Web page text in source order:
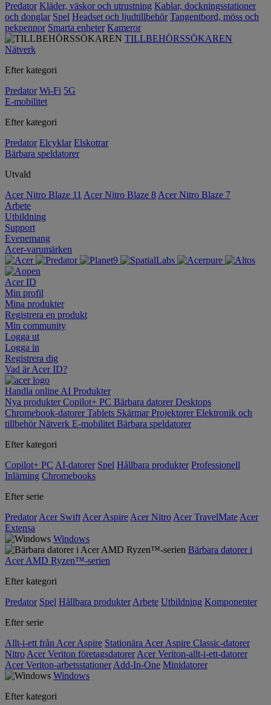
Predator Kläder, väskor och utrustning Kablar, dockningsstationer
och donglar Spel Headset och ljudtillbehör Tangentbord, möss och
pekpennor Smarta enheter Kameror
TILLBEHÖRSSÖKAREN
Nätverk
Efter kategori
Predator Wi-Fi 5G
E-mobilitet
Efter kategori
Predator Elcyklar Elskotrar
Bärbara speldatorer
Utvald
Acer Nitro Blaze 11 Acer Nitro Blaze 8 Acer Nitro Blaze 7
Arbete
Utbildning
Support
Evenemang
Acer-varumärken
Acer ID
Min profil
Mina produkter
Registrera en produkt
Min community
Logga ut
Logga in
Registrera dig
Vad är Acer ID?
Handla online AI Produkter
Nya produkterCopilot+ PC Bärbara datorerDesktops
Chromebook-datorerTablets SkärmarProjektorerElektronik och
tillbehörNätverk E-mobilitet Bärbara speldatorer
Efter kategori
Copilot+ PC AI-datorer Spel Hållbara produkter Professionell
Inlärning Chromebooks
Efter serie
Predator Acer Swift Acer Aspire Acer Nitro Acer TravelMate Acer
Extensa
Windows
Bärbara datorer i
Acer AMD Ryzen™-serien
Efter kategori
Predator Spel Hållbara produkter Arbete Utbildning Komponenter
Efter serie
Allt-i-ett från Acer Aspire Stationära Acer Aspire Classic-datorer
Nitro Acer Veriton företagsdatorer Acer Veriton-allt-i-ett-datorer
Acer Veriton-arbetsstationer Add-In-One Minidatorer
Windows
Efter kategori